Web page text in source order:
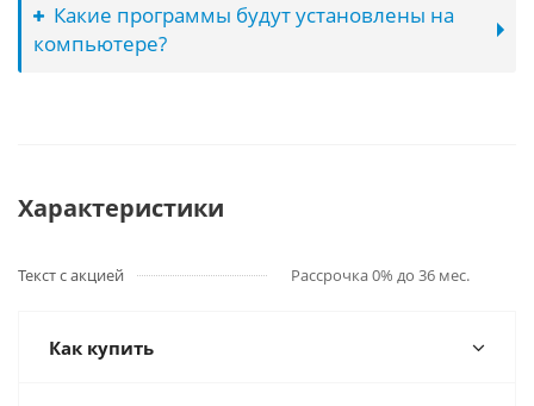
Какие программы будут установлены на
компьютере?
Характеристики
Текст с акцией Рассрочка 0% до 36 мес.
Как купить